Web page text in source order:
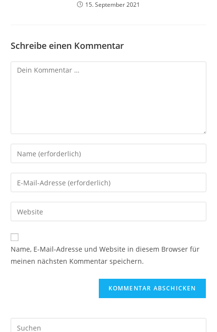
15. September 2021
Schreibe einen Kommentar
Kommentar
Gib
deinen
Namen
oder
zum
Kommentieren
ein
Gib
deine
E-
Mail-
zum
Kommentieren
ein
Gib
deine
Website-
URL
Name, E-Mail-Adresse und Website in diesem Browser für
meinen nächsten Kommentar speichern.